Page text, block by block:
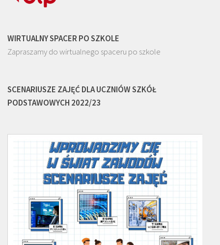
WIRTUALNY SPACER PO SZKOLE
Zapraszamy do wirtualnego spaceru po szkole
SCENARIUSZE ZAJĘĆ DLA UCZNIÓW SZKÓŁ
PODSTAWOWYCH 2022/23